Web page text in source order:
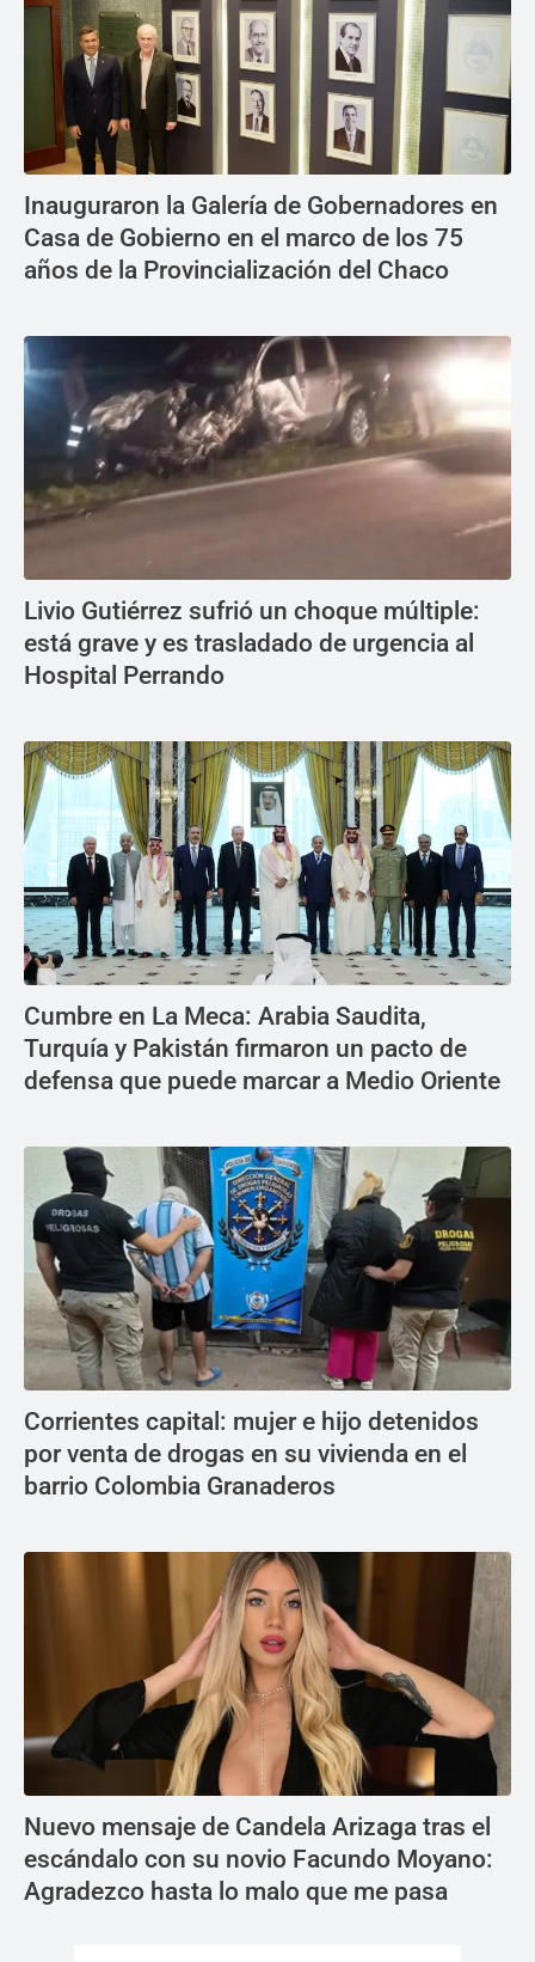
Inauguraron la Galería de Gobernadores en
Casa de Gobierno en el marco de los 75
años de la Provincialización del Chaco
Livio Gutiérrez sufrió un choque múltiple:
está grave y es trasladado de urgencia al
Hospital Perrando
Cumbre en La Meca: Arabia Saudita,
Turquía y Pakistán firmaron un pacto de
defensa que puede marcar a Medio Oriente
Corrientes capital: mujer e hijo detenidos
por venta de drogas en su vivienda en el
barrio Colombia Granaderos
Nuevo mensaje de Candela Arizaga tras el
escándalo con su novio Facundo Moyano:
Agradezco hasta lo malo que me pasa